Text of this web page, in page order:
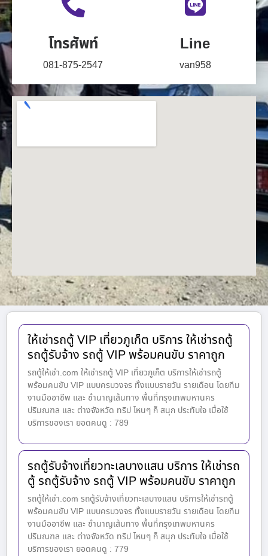
โทรศัพท์
081-875-2547
Line
van958
ให้เช่ารถตู้ VIP เที่ยวภูเก็ต บริการ ให้เช่ารถตู้
รถตู้รับจ้าง รถตู้ VIP พร้อมคนขับ ราคาถูก
รถตู้ให้เช่า.com ให้เช่ารถตู้ VIP เที่ยวภูเก็ต บริการให้เช่ารถตู้
พร้อมคนขับ VIP แบบครบวงจร ทั้งแบบรายวัน รายเดือน โดยทีม
งานมืออาชีพ และ ชำนาญเส้นทาง พื้นที่กรุงเทพมหานคร
ปริมณฑล และ ต่างจังหวัด ทริป ไหนๆ ก็ สนุก ประทับใจ เมื่อใช้
บริการของเรา ยอดคนดู : 789
รถตู้รับจ้างเที่ยวทะเลบางแสน บริการ ให้เช่ารถ
ตู้ รถตู้รับจ้าง รถตู้ VIP พร้อมคนขับ ราคาถูก
รถตู้ให้เช่า.com รถตู้รับจ้างเที่ยวทะเลบางแสน บริการให้เช่ารถตู้
พร้อมคนขับ VIP แบบครบวงจร ทั้งแบบรายวัน รายเดือน โดยทีม
งานมืออาชีพ และ ชำนาญเส้นทาง พื้นที่กรุงเทพมหานคร
ปริมณฑล และ ต่างจังหวัด ทริป ไหนๆ ก็ สนุก ประทับใจ เมื่อใช้
บริการของเรา ยอดคนดู : 779